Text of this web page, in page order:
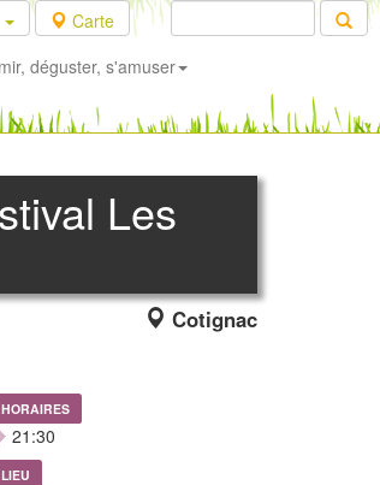
Carte
déguster, s'amuser
Les
Cotignac
HORAIRES
21:30
LIEU